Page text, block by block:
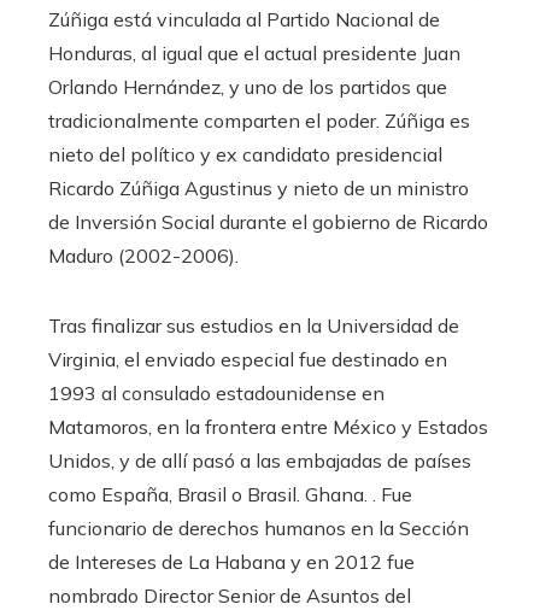
Zúñiga está vinculada al Partido Nacional de
Honduras, al igual que el actual presidente Juan
Orlando Hernández, y uno de los partidos que
tradicionalmente comparten el poder. Zúñiga es
nieto del político y ex candidato presidencial
Ricardo Zúñiga Agustinus y nieto de un ministro
de Inversión Social durante el gobierno de Ricardo
Maduro (2002-2006).
Tras finalizar sus estudios en la Universidad de
Virginia, el enviado especial fue destinado en
1993 al consulado estadounidense en
Matamoros, en la frontera entre México y Estados
Unidos, y de allí pasó a las embajadas de países
como España, Brasil o Brasil. Ghana. . Fue
funcionario de derechos humanos en la Sección
de Intereses de La Habana y en 2012 fue
nombrado Director Senior de Asuntos del